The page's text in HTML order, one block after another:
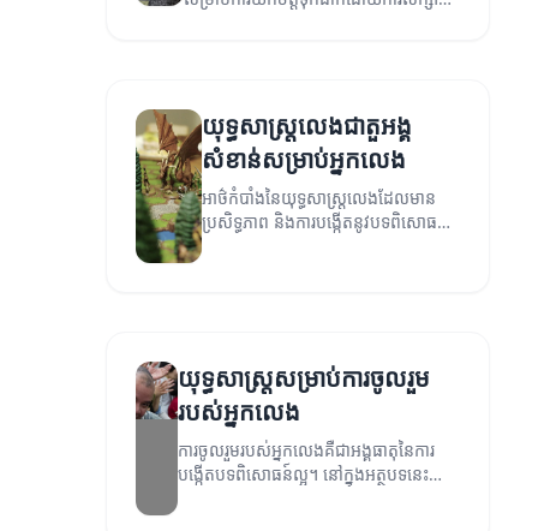
យុទ្ធសាស្ត្រលេងជាតួអង្គ
សំខាន់សម្រាប់អ្នកលេង
អាថ៌កំបាំងនៃយុទ្ធសាស្ត្រលេងដែលមាន
ប្រសិទ្ធភាព និងការបង្កើតនូវបទពិសោធន៍
ល្អសម្រាប់អ្នកលេង។
យុទ្ធសាស្ត្រសម្រាប់ការចូលរួម
របស់អ្នកលេង
ការចូលរួមរបស់អ្នកលេងគឺជាអង្គធាតុនៃការ
បង្កើតបទពិសោធន៍ល្អ។ នៅក្នុងអត្ថបទនេះ
យើងនឹងពិភាក្សាអំពីយុទ្ធសាស្ត្រ ដែលអាចជួយ